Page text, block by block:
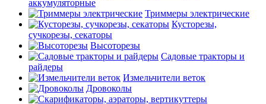
аккумуляторные
Триммеры электрические
Кусторезы,
сучкорезы, секаторы
Высоторезы
Садовые тракторы и
райдеры
Измельчители веток
Дровоколы